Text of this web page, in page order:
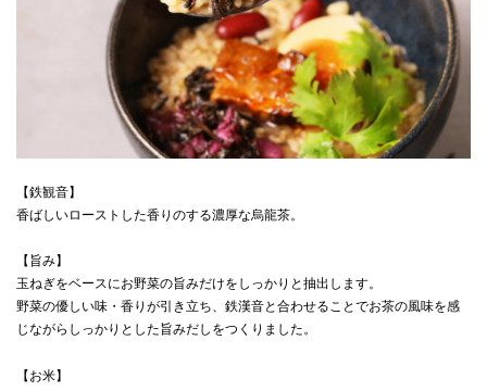
【鉄観音】
香ばしいローストした香りのする濃厚な烏龍茶。
【旨み】
玉ねぎをベースにお野菜の旨みだけをしっかりと抽出します。
野菜の優しい味・香りが引き立ち、鉄漢音と合わせることでお茶の風味を感
じながらしっかりとした旨みだしをつくりました。
【お米】